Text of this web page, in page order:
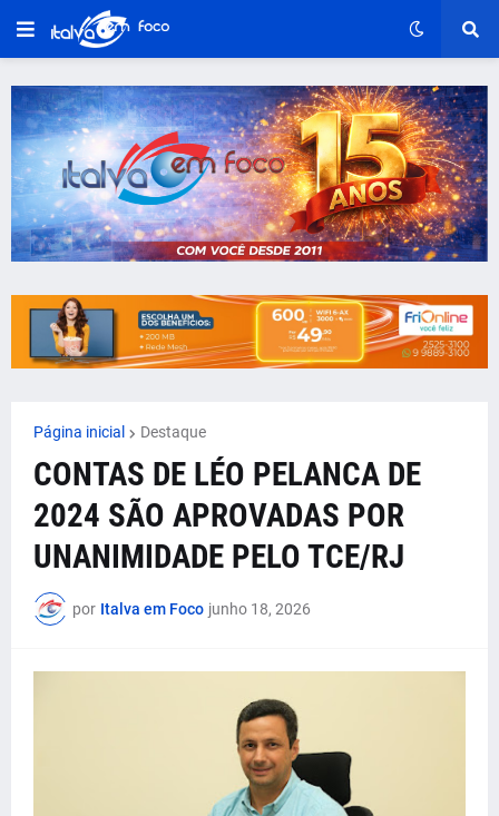
Página inicial Destaque
CONTAS DE LÉO PELANCA DE
2024 SÃO APROVADAS POR
UNANIMIDADE PELO TCE/RJ
por Italva em Foco junho 18, 2026